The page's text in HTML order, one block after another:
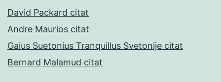
David Packard citat
Andre Maurios citat
Gaius Suetonius Tranquillus Svetonije citat
Bernard Malamud citat